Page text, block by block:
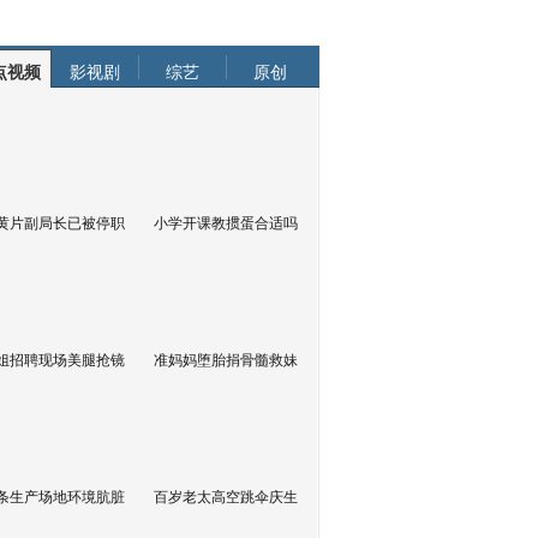
视频 影视剧 综艺 原创
片副局长已被停职 小学开课教掼蛋合适吗
招聘现场美腿抢镜 准妈妈堕胎捐骨髓救妹
生产场地环境肮脏 百岁老太高空跳伞庆生